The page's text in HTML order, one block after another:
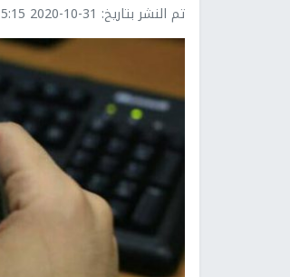
تم النشر بتاريخ: 2020-10-31 15:15